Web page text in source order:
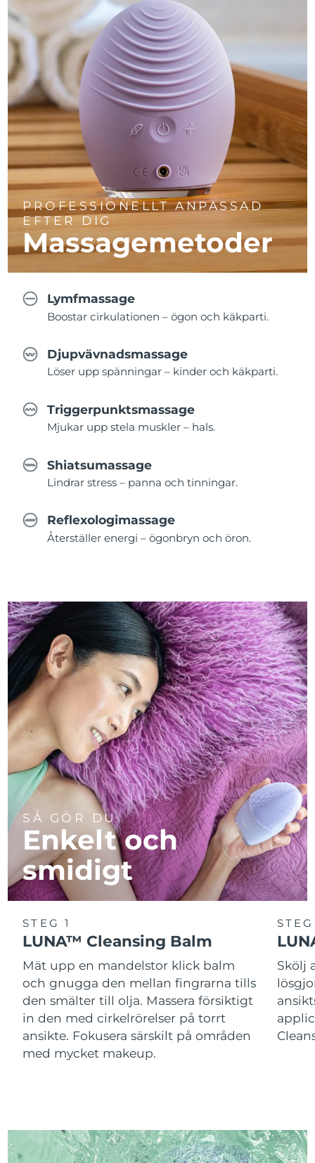
PROFESSIONELLT ANPASSAD
EFTER DIG
Massagemetoder
Lymfmassage
Boostar cirkulationen – ögon och käkparti.
Djupvävnadsmassage
Löser upp spänningar – kinder och käkparti.
Triggerpunktsmassage
Mjukar upp stela muskler – hals.
Shiatsumassage
Lindrar stress – panna och tinningar.
Reflexologimassage
Återställer energi – ögonbryn och öron.
SÅ GÖR DU
Enkelt och
smidigt
STEG 1
LUNA™ Cleansing Balm
Mät upp en mandelstor klick balm
och gnugga den mellan fingrarna tills
den smälter till olja. Massera försiktigt
in den med cirkelrörelser på torrt
ansikte. Fokusera särskilt på områden
med mycket makeup.
Skölj